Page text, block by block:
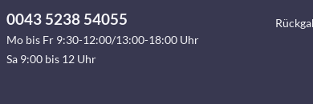
0043 5238 54055
Mo bis Fr 9:30-12:00/13:00-18:00 Uhr
Sa 9:00 bis 12 Uhr